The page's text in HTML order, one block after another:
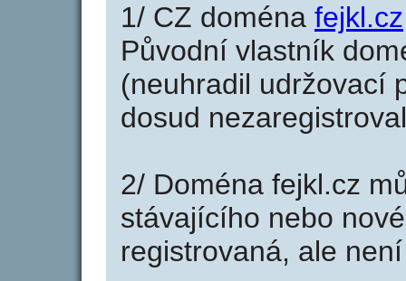
1/ CZ doména fejkl.cz
Původní vlastník
(neuhradil udržovací
dosud
2/ Doména fejkl.cz
stávajícího nebo
registrovaná, ale